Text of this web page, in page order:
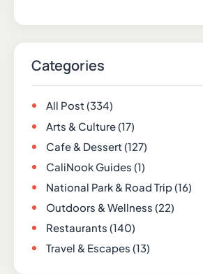
Categories
All Post(334)
Arts & Culture(17)
Cafe & Dessert(127)
CaliNook Guides (1)
National Park & Road Trip(16)
Outdoors & Wellness (22)
Restaurants (140)
Travel & Escapes (13)